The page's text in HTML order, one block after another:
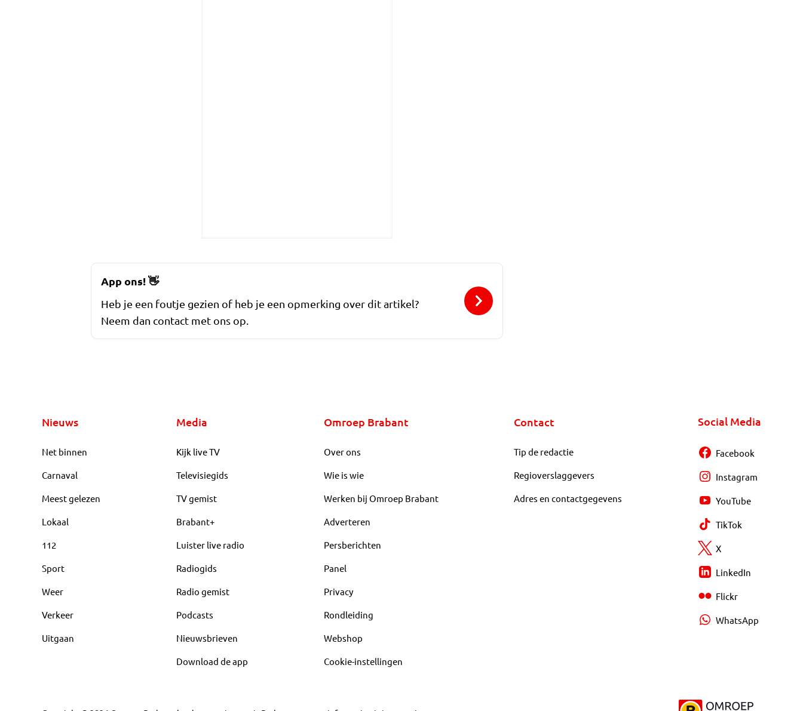
App ons!👋
Heb je een foutje gezien of heb je een opmerking over dit artikel?
Neem dan contact met ons op.
Nieuws
Net binnen
Carnaval
Meest gelezen
Lokaal
112
Sport
Weer
Verkeer
Uitgaan
Media
Kijk live TV
Televisiegids
TV gemist
Brabant+
Luister live radio
Radiogids
Radio gemist
Podcasts
Nieuwsbrieven
Download de app
Omroep Brabant
Over ons
Wie is wie
Werken bij Omroep Brabant
Adverteren
Persberichten
Panel
Privacy
Rondleiding
Webshop
Cookie-instellingen
Contact
Tip de redactie
Regioverslaggevers
Adres en contactgegevens
Social Media
Facebook
Instagram
YouTube
TikTok
X
LinkedIn
Flickr
WhatsApp